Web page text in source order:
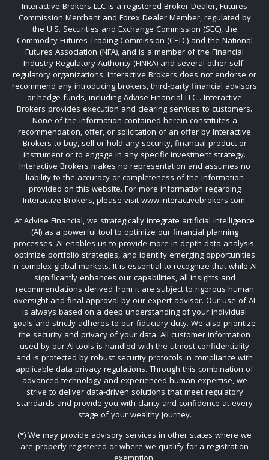
Interactive Brokers LLC is a registered Broker-Dealer, Futures
Commission Merchant and Forex Dealer Member, regulated by
the U.S. Securities and Exchange Commission (SEC), the
Commodity Futures Trading Commission (CFTC) and the National
Futures Association (NFA), and is a member of the Financial
Industry Regulatory Authority (FINRA) and several other self-
regulatory organizations. Interactive Brokers does not endorse or
recommend any introducing brokers, third-party financial advisors
or hedge funds, including Advise Financial LLC . Interactive
Brokers provides execution and clearing services to customers.
None of the information contained herein constitutes a
recommendation, offer, or solicitation of an offer by Interactive
Brokers to buy, sell or hold any security, financial product or
instrument or to engage in any specific investment strategy.
Interactive Brokers makes no representation and assumes no
liability to the accuracy or completeness of the information
provided on this website. For more information regarding
Interactive Brokers, please visit www.interactivebrokers.com.
At Advise Financial, we strategically integrate artificial intelligence
(AI) as a powerful tool to optimize our financial planning
processes. AI enables us to provide more in-depth data analysis,
optimize portfolio strategies, and identify emerging opportunities
in complex global markets. It is essential to recognize that while AI
significantly enhances our capabilities, all insights and
recommendations derived from it are subject to rigorous human
oversight and final approval by our expert advisor. Our use of AI
is always based on a deep understanding of your individual
goals and strictly adheres to our fiduciary duty. We also prioritize
the security and privacy of your data. All customer information
used by our AI tools is handled with the utmost confidentiality
and is protected by robust security protocols in compliance with
applicable data privacy regulations. Through this combination of
advanced technology and experienced human expertise, we
strive to deliver data-driven solutions that meet regulatory
standards and provide you with clarity and confidence at every
stage of your wealthy journey.
(*) We may provide advisory services in other states where we
are properly registered or where we qualify for a registration
exemption.